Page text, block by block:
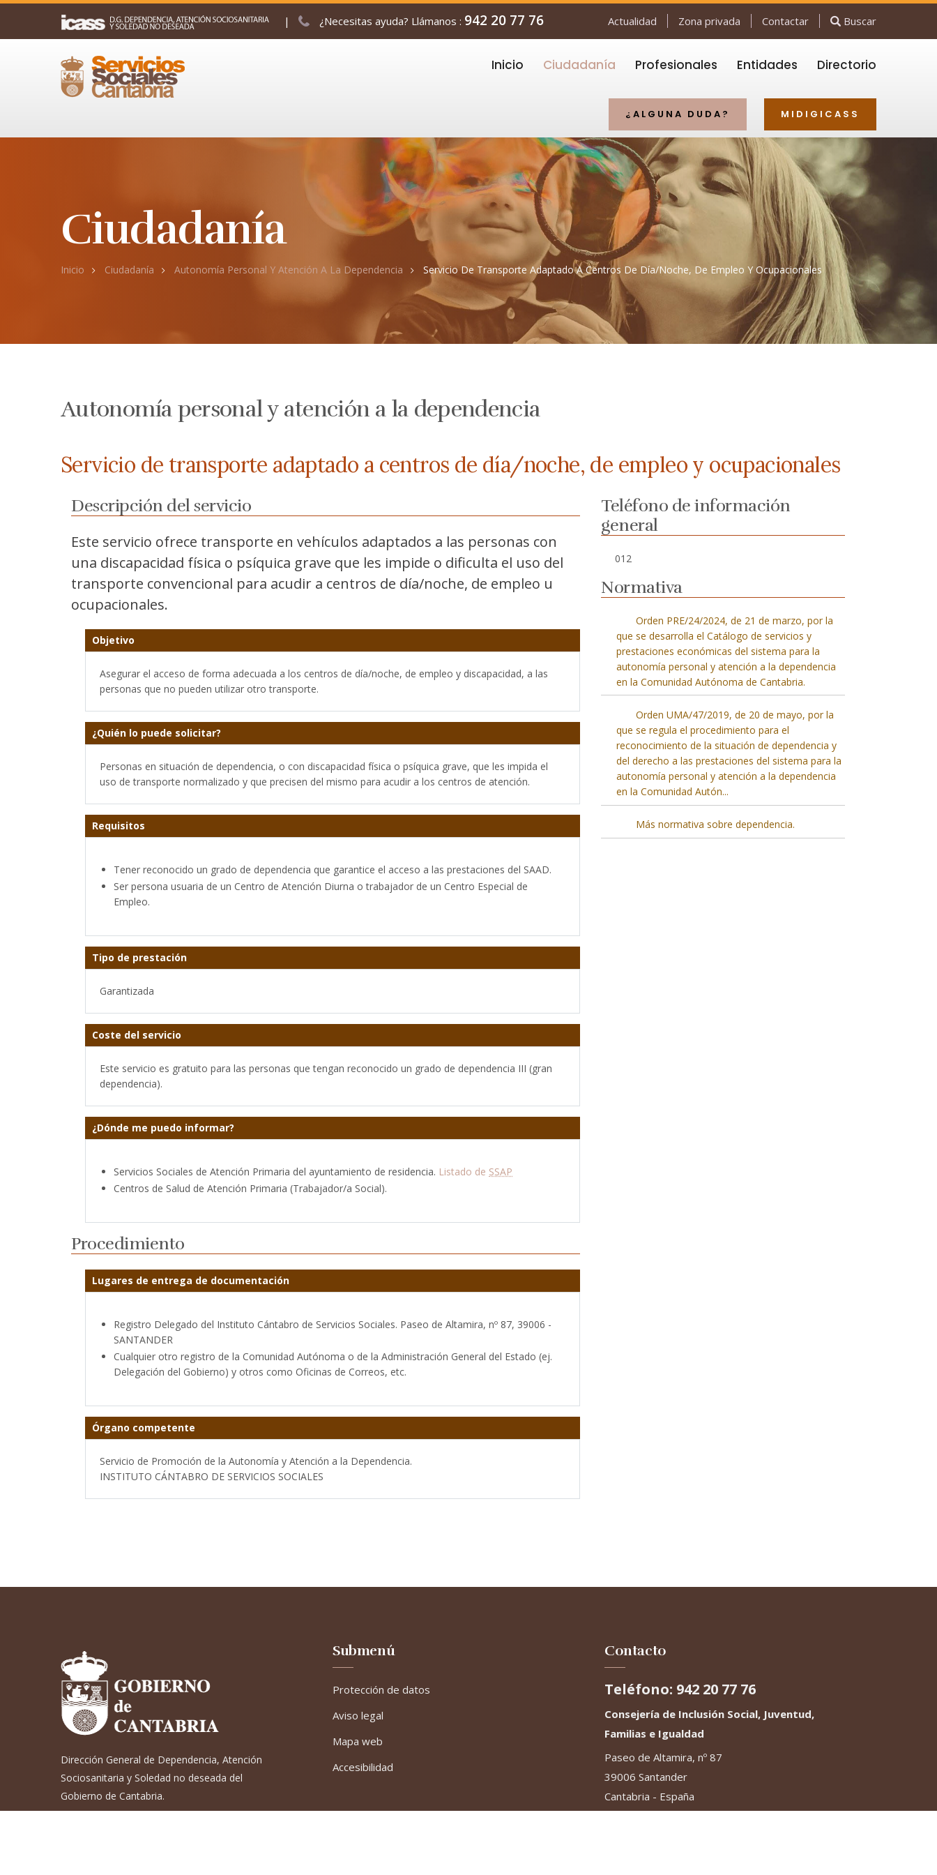
| ¿Necesitas ayuda? Llámanos : 942 20 77 76 Actualidad Zona privada Contactar Buscar
Inicio Ciudadanía Profesionales Entidades Directorio
MIDIGICASS
¿ALGUNA DUDA?
Ciudadanía
Inicio Ciudadanía Autonomía Personal Y Atención A La Dependencia Servicio De Transporte Adaptado A Centros De Día/noche, De Empleo Y Ocupacionales
Autonomía personal y atención a la dependencia
Servicio de transporte adaptado a centros de día/noche, de empleo y ocupacionales
Descripción del servicio
Este servicio ofrece transporte en vehículos adaptados a las personas con
una discapacidad física o psíquica grave que les impide o dificulta el uso del
transporte convencional para acudir a centros de día/noche, de empleo u
ocupacionales.
Objetivo
Asegurar el acceso de forma adecuada a los centros de día/noche, de empleo y discapacidad, a las
personas que no pueden utilizar otro transporte.
¿Quién lo puede solicitar?
Personas en situación de dependencia, o con discapacidad física o psíquica grave, que les impida el
uso de transporte normalizado y que precisen del mismo para acudir a los centros de atención.
Requisitos
Tener reconocido un grado de dependencia que garantice el acceso a las prestaciones del SAAD.
Ser persona usuaria de un Centro de Atención Diurna o trabajador de un Centro Especial de
Empleo.
Tipo de prestación
Garantizada
Coste del servicio
Este servicio es gratuito para las personas que tengan reconocido un grado de dependencia III (gran
dependencia).
¿Dónde me puedo informar?
Servicios Sociales de Atención Primaria del ayuntamiento de residencia. Listado de SSAP
Centros de Salud de Atención Primaria (Trabajador/a Social).
Procedimiento
Lugares de entrega de documentación
Registro Delegado del Instituto Cántabro de Servicios Sociales. Paseo de Altamira, nº 87, 39006 -
SANTANDER
Cualquier otro registro de la Comunidad Autónoma o de la Administración General del Estado (ej.
Delegación del Gobierno) y otros como Oficinas de Correos, etc.
Órgano competente
Servicio de Promoción de la Autonomía y Atención a la Dependencia.
INSTITUTO CÁNTABRO DE SERVICIOS SOCIALES
Teléfono de información
general
012
Normativa
Orden PRE/24/2024, de 21 de marzo, por la
que se desarrolla el Catálogo de servicios y
prestaciones económicas del sistema para la
autonomía personal y atención a la dependencia
en la Comunidad Autónoma de Cantabria.
Orden UMA/47/2019, de 20 de mayo, por la
que se regula el procedimiento para el
reconocimiento de la situación de dependencia y
del derecho a las prestaciones del sistema para la
autonomía personal y atención a la dependencia
en la Comunidad Autón...
Más normativa sobre dependencia.
Dirección General de Dependencia, Atención
Sociosanitaria y Soledad no deseada del
Gobierno de Cantabria.
Submenú
Protección de datos
Aviso legal
Mapa web
Accesibilidad
Contacto
Teléfono: 942 20 77 76
Consejería de Inclusión Social, Juventud,
Familias e Igualdad
Paseo de Altamira, nº 87
39006 Santander
Cantabria - España